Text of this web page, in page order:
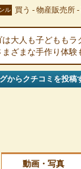
ル 買う - 物産販売所
は大人も子どもも
まざまな手作り体験
からクチコミを投稿
動画・写真